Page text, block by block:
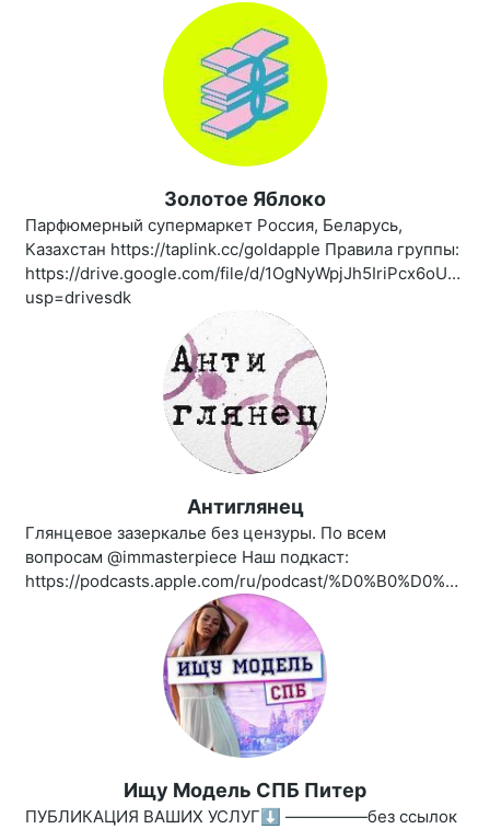
Золотое Яблоко
Парфюмерный супермаркет Россия, Беларусь,
Казахстан https://taplink.cc/goldapple Правила группы:
https://drive.google.com/file/d/
usp=drivesdk
Антиглянец
Глянцевое зазеркалье без цензуры. По всем
вопросам @immasterpiece Наш подкаст:
https://podcasts.apple.com/ru/podcast/%D0%B0%D0%BD%D1%82%D0%B8%D0%B3%D0%BB%D1%8F%D0%BD%D0%B5%D1%86/id1461850339
Ищу Модель СПБ Питер
ПУБЛИКАЦИЯ ВАШИХ УСЛУГ⬇️ —————без ссылок